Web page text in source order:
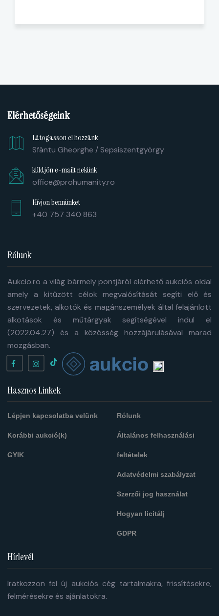
Elérhetőségeink
Látogasson el hozzánk
Sfântu Gheorghe / Sepsiszentgyörgy
küldjön e-mailt nekünk
office@prohumanity.ro
Hívjon bennünket
+40 757 340 863
Rólunk
Aukcio.ro a világ bármely pontjáról elérhető aukciós oldal
amely a kitűzött célok megvalósítását segíti elő és
szervezetek, alkotók és magánszemélyek által felajánlott
alkotások és műtárgyak segítségével indul el
(2022.04.27) és a közösség hozzájárulásával marad
mozgásban.
Hasznos Linkek
Lépjen kapcsolatba velünk
Korábbi aukció(k)
GYIK
Rólunk
Általános felhasználási
feltételek
Adatvédelmi szabályzat
Szerzői jog használat
Hogyan licitálj
GDPR
Hírlevél
Iratkozzon fel új aukciós cég tartalmakra, frissítésekre,
felmérésekre és ajánlatokra.